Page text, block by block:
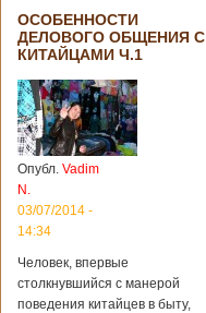
ОСОБЕННОСТИ
ДЕЛОВОГО ОБЩЕНИЯ С
КИТАЙЦАМИ Ч.1
Опубл. Vadim
N.
03/07/2014 -
14:34
Человек, впервые
столкнувшийся с манерой
поведения китайцев в быту,